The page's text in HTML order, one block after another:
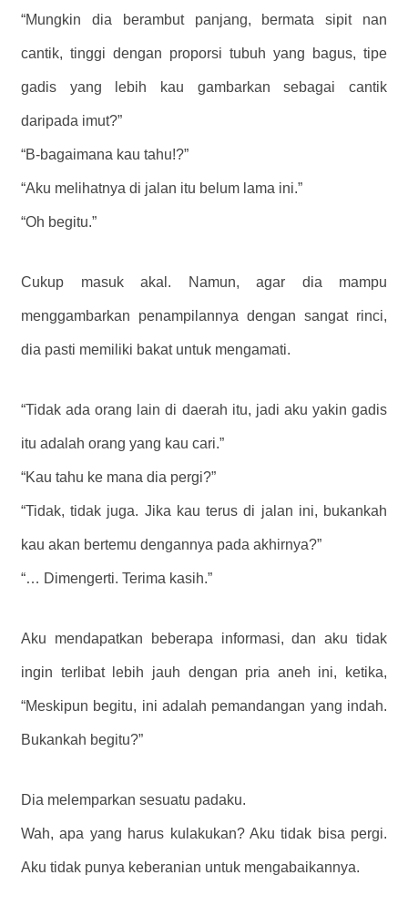
“Mungkin dia berambut panjang, bermata sipit nan
cantik, tinggi dengan proporsi tubuh yang bagus, tipe
gadis yang lebih kau gambarkan sebagai cantik
daripada imut?”
“B-bagaimana kau tahu!?”
“Aku melihatnya di jalan itu belum lama ini.”
“Oh begitu.”
Cukup masuk akal. Namun, agar dia mampu
menggambarkan penampilannya dengan sangat rinci,
dia pasti memiliki bakat untuk mengamati.
“Tidak ada orang lain di daerah itu, jadi aku yakin gadis
itu adalah orang yang kau cari.”
“Kau tahu ke mana dia pergi?”
“Tidak, tidak juga. Jika kau terus di jalan ini, bukankah
kau akan bertemu dengannya pada akhirnya?”
“… Dimengerti. Terima kasih.”
Aku mendapatkan beberapa informasi, dan aku tidak
ingin terlibat lebih jauh dengan pria aneh ini, ketika,
“Meskipun begitu, ini adalah pemandangan yang indah.
Bukankah begitu?”
Dia melemparkan sesuatu padaku.
Wah, apa yang harus kulakukan? Aku tidak bisa pergi.
Aku tidak punya keberanian untuk mengabaikannya.